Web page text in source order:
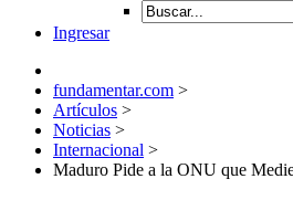
Ingresar
fundamentar.com >
Artículos >
Noticias >
Internacional >
Maduro Pide a la ONU que